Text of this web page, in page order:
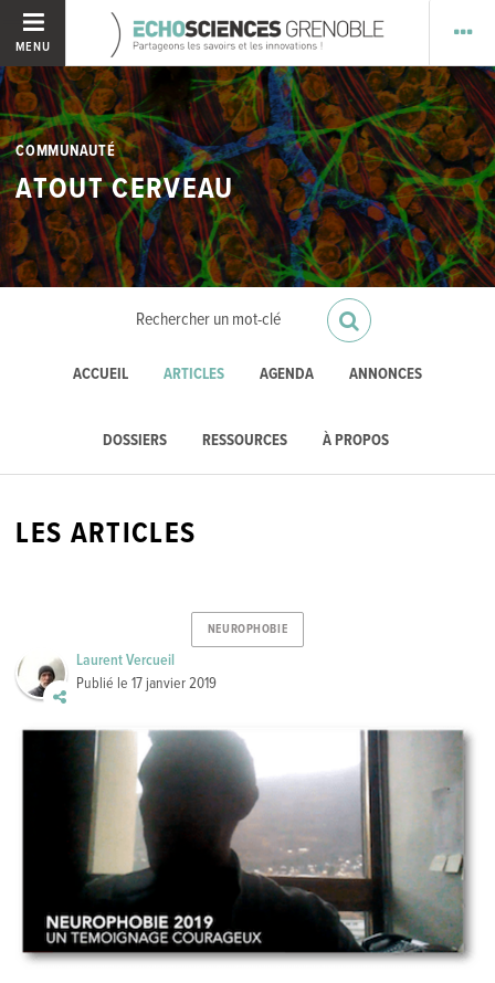
MENU
COMMUNAUTÉ
ATOUT CERVEAU
ACCUEIL ARTICLES AGENDA ANNONCES
DOSSIERS RESSOURCES À PROPOS
LES ARTICLES
NEUROPHOBIE
Laurent Vercueil
Publié le17 janvier 2019